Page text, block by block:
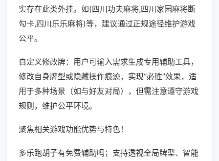
实存在此类外挂。如(四川功夫麻将,四川家园麻将断
勾卡,四川乐乐麻将)等，建议通过正规途径维护游戏
公平。
自定义修改牌：用户可输入需求生成专用辅助工具，
修改自身牌型或隐藏操作痕迹，实现“必胜”效果，适
用于多种场景（如与好友对局），但需注意遵守游戏
规则，维护公平环境。
聚焦相关游戏功能优势与特色！
多乐跑胡子有免费辅助吗；支持透视全局牌型、智能